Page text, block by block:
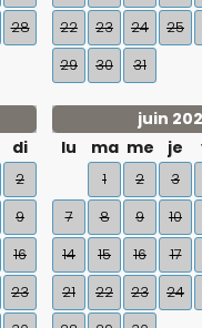
28
22
23 24 25
29
30 31
di
2
9
16
23
juin
lu
ma me je
1 2 3
7
8 9 10
14
15 16 17
21
22 23 24